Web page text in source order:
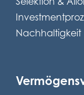
Nachhaltigkeit